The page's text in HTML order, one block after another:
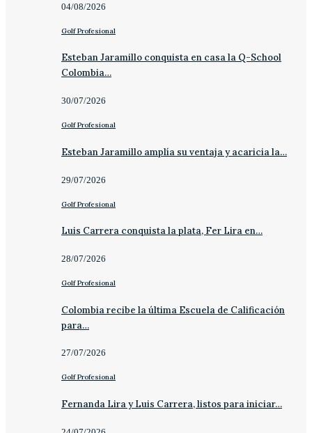
04/08/2026
Golf Profesional
Esteban Jaramillo conquista en casa la Q-School
Colombia…
30/07/2026
Golf Profesional
Esteban Jaramillo amplía su ventaja y acaricia la…
29/07/2026
Golf Profesional
Luis Carrera conquista la plata, Fer Lira en…
28/07/2026
Golf Profesional
Colombia recibe la última Escuela de Calificación
para…
27/07/2026
Golf Profesional
Fernanda Lira y Luis Carrera, listos para iniciar…